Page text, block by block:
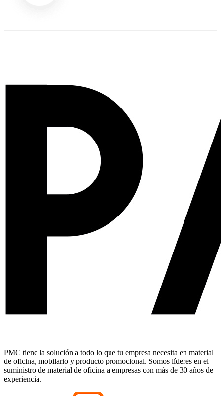
PMC tiene la solución a todo lo que tu empresa necesita en material
de oficina, mobilario y producto promocional. Somos líderes en el
suministro de material de oficina a empresas con más de 30 años de
experiencia.